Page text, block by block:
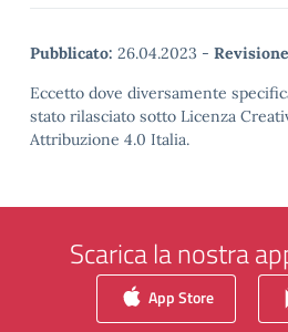
Pubblicato: 26.04.2023 -
Eccetto dove diversamente
stato rilasciato sotto Licenza
Attribuzione 4.0 Italia.
Scarica la nostra
App Store